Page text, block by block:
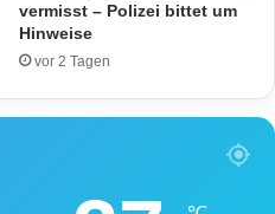
vermisst – Polizei bittet um
Hinweise
vor 2 Tagen